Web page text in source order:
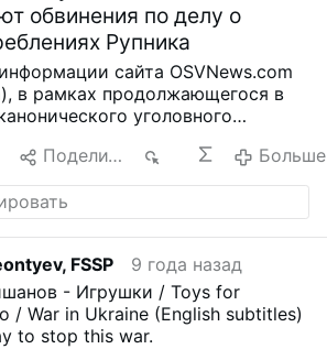
обвинения по делу о
Рупника
сайта OSVNews.com
в рамках продолжающегося в
уголовного
не обнародованных письма
общины «Лойола» в
Эти письма были написаны в
2000 года после того, как
40 сестёр напрямую
к Рупнику с рассказом об их
с ним в рамках Юбилейного
было поручено описать
Поделиться Больше
FSSP
9 года назад
- Игрушки / Toys for
/ War in Ukraine (English subtitles)
to stop this war.